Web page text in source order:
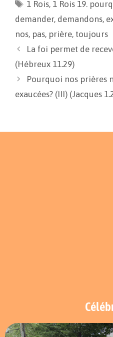
o
i
n
g
1 Rois, 1 Rois 19.
demander, demandons,
nos, pas, prière, toujours
La foi permet de
(Hébreux 11.29)
Pourquoi nos prières
exaucées? (III) (Jacques